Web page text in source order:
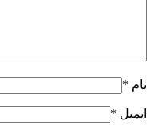
نام *
ایمیل *